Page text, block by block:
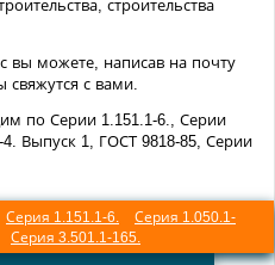
строительства
вы можете, написав на почту
с вами.
по Серии 1.151.1-6., Серии
Выпуск 1, ГОСТ 9818-85, Серии
Серия 1.151.1-6.
Серия 1.050.1-
Серия 3.501.1-165.